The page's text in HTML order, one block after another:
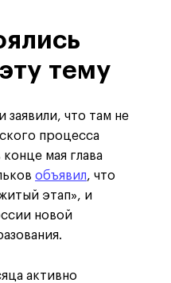
тему
что там не
процесса
мая глава
объявил, что
этап», и
новой
активно